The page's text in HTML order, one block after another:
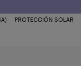
PROTECCIÓN SOLAR